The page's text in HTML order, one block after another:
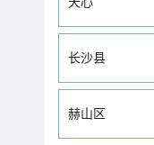
长沙县
赫山区